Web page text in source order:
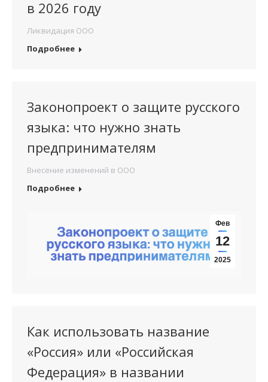
в 2026 году
Ликвидация ООО
Подробнее
Законопроект о защите русского
языка: что нужно знать
предпринимателям
Внесение изменений в ООО
Подробнее
Фев
12
2025
Как использовать название
«Россия» или «Российская
Федерация» в названии